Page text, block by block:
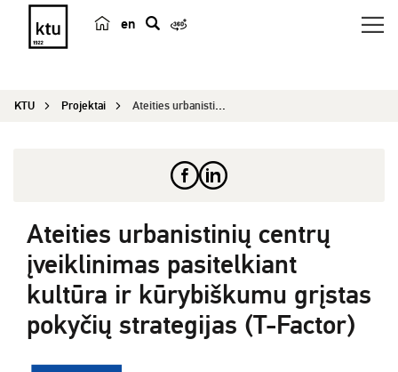
en
e
KTU Projektai Ateities urbanistinių centrų įveiklinimas pasite...
Ateities urbanistinių centrų
įveiklinimas pasitelkiant
kultūra ir kūrybiškumu grįstas
pokyčių strategijas (T-Factor)